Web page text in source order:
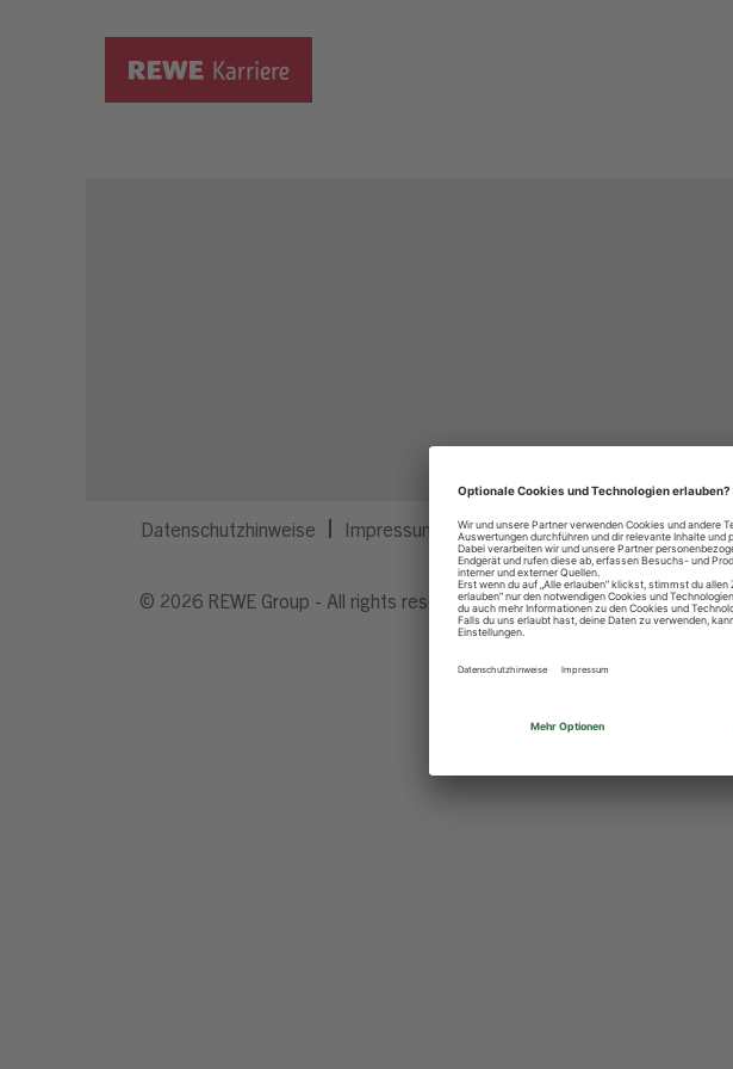
Datenschutzhinweise Impressum Privatsphäre-Einstellungen
© 2026 REWE Group - All rights reserved